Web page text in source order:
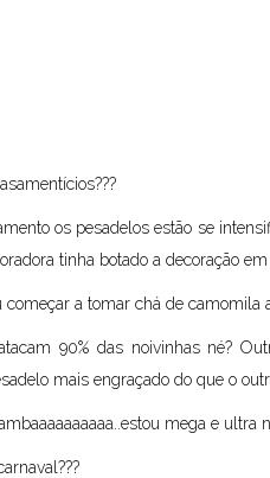
os pesadelos estão se
tinha botado a decoração
a tomar chá de camomila
90% das noivinhas né?
mais engraçado do que o
mega e ultra